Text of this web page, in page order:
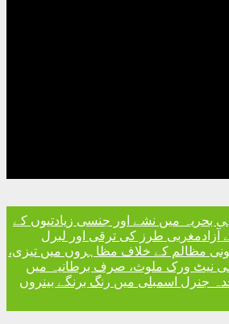
بحریہ میں نشے اور جنسی زیادتیوں کے
مغربی طرز کی ترقی اور لبرل
مظالم کے خلاف مظاہروں میں تیزی،
نیٹ ورک ملوث، صرف برطانیہ میں
جنرل اسمبلی میں رنگ برنگے بینروں